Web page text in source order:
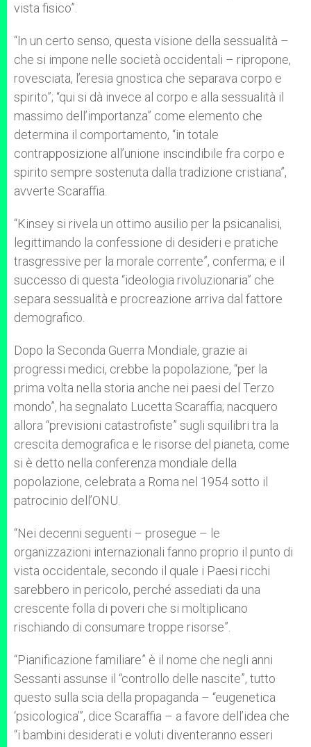
vista fisico”.
“In un certo senso, questa visione della sessualità –
che si impone nelle società occidentali – ripropone,
rovesciata, l’eresia gnostica che separava corpo e
spirito”; “qui si dà invece al corpo e alla sessualità il
massimo dell’importanza” come elemento che
determina il comportamento, “in totale
contrapposizione all’unione inscindibile fra corpo e
spirito sempre sostenuta dalla tradizione cristiana”,
avverte Scaraffia.
“Kinsey si rivela un ottimo ausilio per la psicanalisi,
legittimando la confessione di desideri e pratiche
trasgressive per la morale corrente”, conferma; e il
successo di questa “ideologia rivoluzionaria” che
separa sessualità e procreazione arriva dal fattore
demografico.
Dopo la Seconda Guerra Mondiale, grazie ai
progressi medici, crebbe la popolazione, “per la
prima volta nella storia anche nei paesi del Terzo
mondo”, ha segnalato Lucetta Scaraffia; nacquero
allora “previsioni catastrofiste” sugli squilibri tra la
crescita demografica e le risorse del pianeta, come
si è detto nella conferenza mondiale della
popolazione, celebrata a Roma nel 1954 sotto il
patrocinio dell’ONU.
“Nei decenni seguenti – prosegue – le
organizzazioni internazionali fanno proprio il punto di
vista occidentale, secondo il quale i Paesi ricchi
sarebbero in pericolo, perché assediati da una
crescente folla di poveri che si moltiplicano
rischiando di consumare troppe risorse”.
“Pianificazione familiare” è il nome che negli anni
Sessanti assunse il “controllo delle nascite”, tutto
questo sulla scia della propaganda – “eugenetica
‘psicologica’”, dice Scaraffia – a favore dell’idea che
“i bambini desiderati e voluti diventeranno esseri